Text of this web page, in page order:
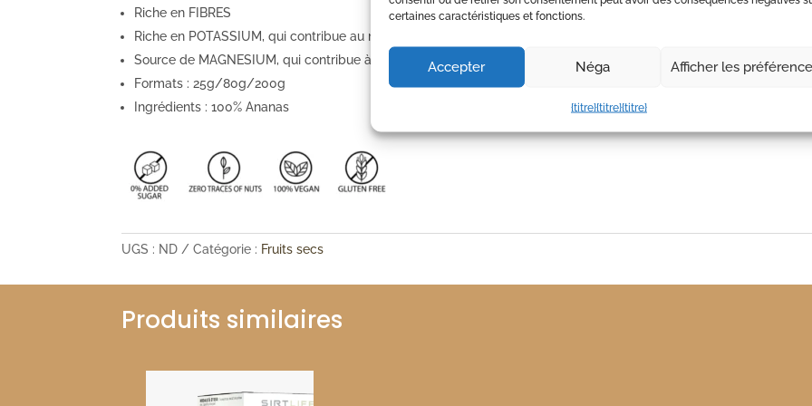
certaines caractéristiques et fonctions.
Accepter Néga Afficher les
{titre}{titre}{titre}
Riche en FIBRES
Riche en POTASSIUM, qui contribue au maintien d'une tension artérielle normale
Source de MAGNESIUM, qui contribue à réduire la fatigue et l'épuisement.
Formats : 25g/80g/200g
Ingrédients : 100% Ananas
UGS : ND Catégorie : Fruits secs
Produits similaires